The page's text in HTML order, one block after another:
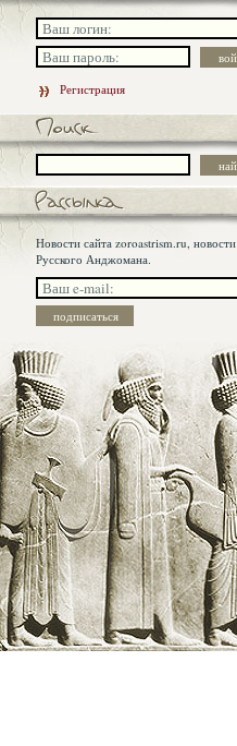
Регистрация
Новости сайта zoroastrism.ru, новости
Русского Анджомана.